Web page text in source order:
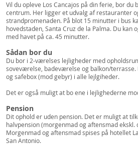
Vil du opleve Los Cancajos på din ferie, bor du
centrum. Her ligger et udvalg af restauranter
strandpromenaden. På blot 15 minutter i bus
hovedstaden, Santa Cruz de la Palma. Du kan
med havet på ca. 45 minutter.
Sådan bor du
Du bor i 2-værelses lejligheder med
soveværelse, badeværelse og balkon/terrasse.
og safebox (mod gebyr) i alle lejlgiheder.
Det er også muligt at bo ene i lejlighederne
Pension
Dit ophold er uden pension. Det er muligt at
halvpension (morgenmad og aftensmad
Morgenmad og aftensmad spises på hotellet
San Antonio.